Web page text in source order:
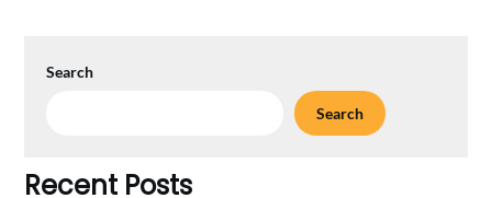
Search
Search
Recent Posts